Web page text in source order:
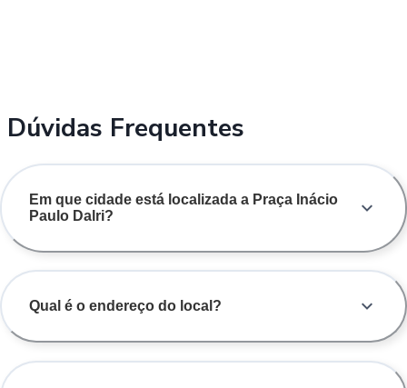
Dúvidas Frequentes
Em que cidade está localizada a Praça Inácio
Paulo Dalri?
Qual é o endereço do local?